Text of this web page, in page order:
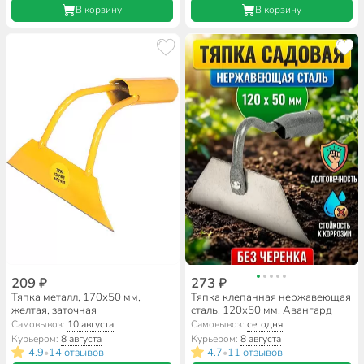
В корзину В корзину
209 ₽
Тяпка металл, 170х50 мм,
желтая, заточная
Самовывоз: 10 августа
Курьером:8 августа
4.9•14 отзывов
273 ₽
Тяпка клепанная нержавеющая
сталь, 120х50 мм, Авангард
Самовывоз: сегодня
Курьером: 8 августа
4.7•11 отзывов